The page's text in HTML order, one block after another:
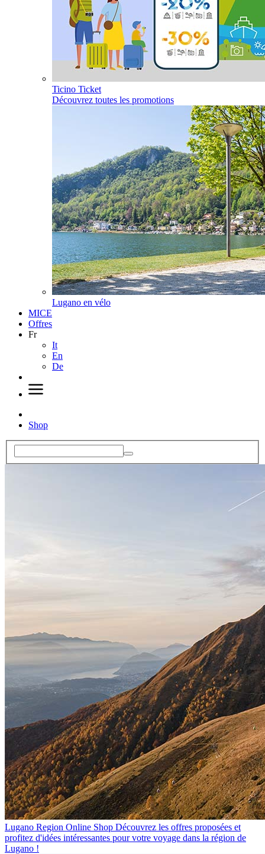
Ticino Ticket
Découvrez toutes les promotions
Lugano en vélo
MICE
Offres
Fr
It
En
De
Shop
Lugano Region Online Shop Découvrez les offres proposées et
profitez d'idées intéressantes pour votre voyage dans la région de
Lugano !